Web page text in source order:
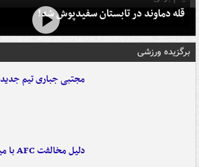
قله دماوند در تابستان سفیدپوش شد!
برگزیده ورزشی
مجتبی جباری تیم
دلیل مخالفت AFC با میزبانی آبی‌ها در عراق